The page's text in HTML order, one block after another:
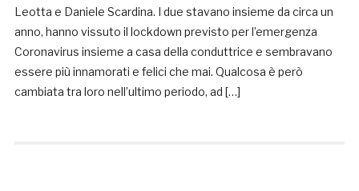
Leotta e Daniele Scardina. I due stavano insieme da circa un
anno, hanno vissuto il lockdown previsto per l’emergenza
Coronavirus insieme a casa della conduttrice e sembravano
essere più innamorati e felici che mai. Qualcosa è però
cambiata tra loro nell’ultimo periodo, ad […]